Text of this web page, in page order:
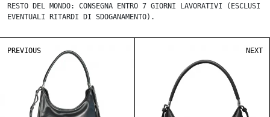
RESTO DEL MONDO: CONSEGNA ENTRO 7 GIORNI LAVORATIVI (ESCLUSI
EVENTUALI RITARDI DI SDOGANAMENTO).
PREVIOUS NEXT